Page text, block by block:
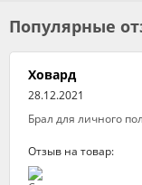
Популярные
Ховард
28.12.2021
Брал для личного
Отзыв на товар: